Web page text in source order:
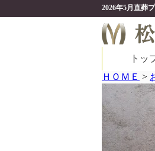
2026年5月直葬
トッ
ＨＯＭＥ >